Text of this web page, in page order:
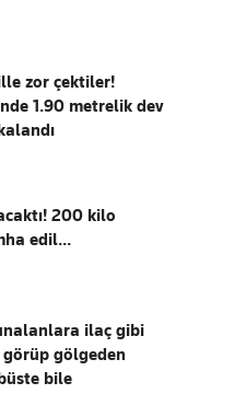
zor çektiler!
1.90 metrelik dev
200 kilo
edil...
ilaç gibi
gölgeden
bile